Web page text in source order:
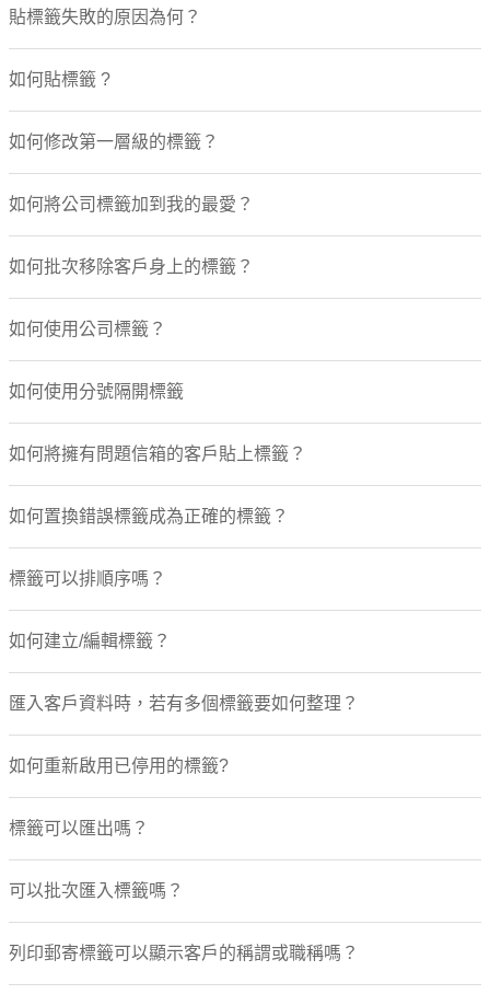
貼標籤失敗的原因為何？
如何貼標籤 ?
如何修改第一層級的標籤？
如何將公司標籤加到我的最愛？
如何批次移除客戶身上的標籤？
如何使用公司標籤？
如何使用分號隔開標籤
如何將擁有問題信箱的客戶貼上標籤？
如何置換錯誤標籤成為正確的標籤？
標籤可以排順序嗎？
如何建立/編輯標籤？
匯入客戶資料時，若有多個標籤要如何整理？
如何重新啟用已停用的標籤?
標籤可以匯出嗎？
可以批次匯入標籤嗎？
列印郵寄標籤可以顯示客戶的稱謂或職稱嗎？